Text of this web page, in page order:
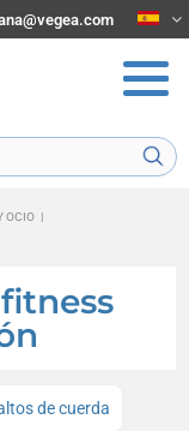
OCIO |
de cuerda